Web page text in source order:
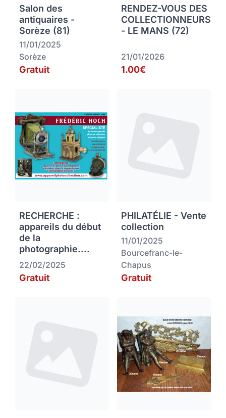
Salon des
antiquaires -
Sorèze (81)
11/01/2025
Sorèze
Gratuit
RENDEZ-VOUS DES
COLLECTIONNEURS
- LE MANS (72)
21/01/2026
1.00€
RECHERCHE :
appareils du début
de la
photographie....
22/02/2025
Gratuit
PHILATÉLIE - Vente
collection
11/01/2025
Bourcefranc-le-
Chapus
Gratuit